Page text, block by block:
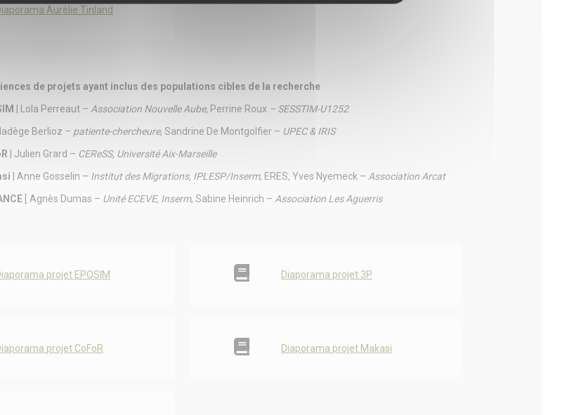
Aurélie Tinland
de projets ayant inclus des populations cibles de la recherche
| Lola Perreaut – Association Nouvelle Aube, Perrine Roux – SESSTIM-U1252
Berlioz – patiente-chercheure, Sandrine De Montgolfier – UPEC & IRIS
| Julien Grard – CEReSS, Université Aix-Marseille
| Anne Gosselin – Institut des Migrations, IPLESP/Inserm, ERES, Yves Nyemeck – Association Arcat
[ Agnès Dumas – Unité ECEVE, Inserm, Sabine Heinrich – Association Les Aguerris
projet EPOSIM Diaporama projet 3P
projet CoFoR Diaporama projet Makasi